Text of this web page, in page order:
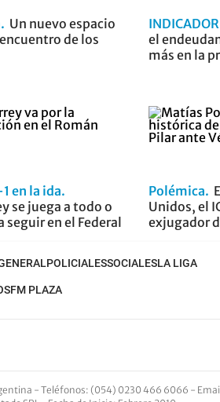
Un nuevo espacio
de los
el
más en la
en la ida
se juega a todo o
seguir en el Federal
Polémica
Unidos, el
exjugador
POLICIALESSOCIALESLA LIGA
FM PLAZA
- Teléfonos: (054) 0230 466 6066 -